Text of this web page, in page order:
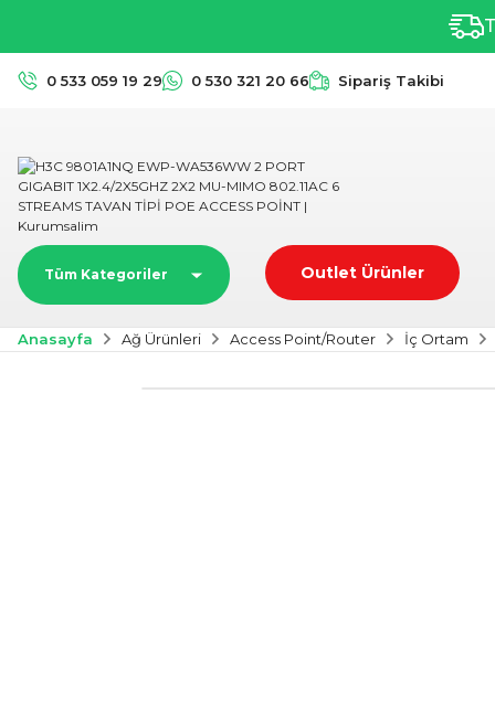
0 533 059 19 29 0 530 321 20 66 Sipariş Takibi
Tüm Kategoriler Outlet Ürünler
Anasayfa Ağ Ürünleri Access Point/Router İç Ortam